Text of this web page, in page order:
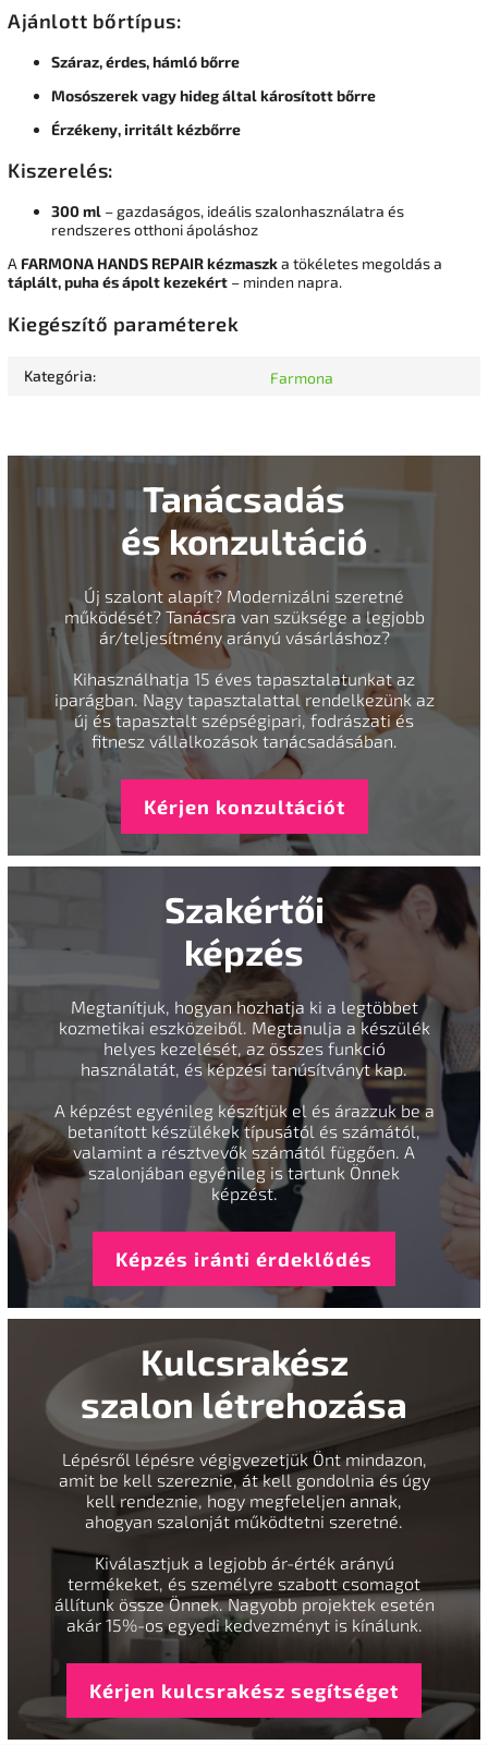
Ajánlott bőrtípus:
Száraz, érdes, hámló bőrre
Mosószerek vagy hideg által károsított bőrre
Érzékeny, irritált kézbőrre
Kiszerelés:
300 ml – gazdaságos, ideális szalonhasználatra és
rendszeres otthoni ápoláshoz
A FARMONA HANDS REPAIR kézmaszka tökéletes megoldás a
táplált, puha és ápolt kezekért – minden napra.
Kiegészítő paraméterek
Kategória: Farmona
Tanácsadás
és konzultáció
Új szalont alapít? Modernizálni szeretné
működését? Tanácsra van szüksége a legjobb
ár/teljesítmény arányú vásárláshoz?
Kihasználhatja 15 éves tapasztalatunkat az
iparágban. Nagy tapasztalattal rendelkezünk az
új és tapasztalt szépségipari, fodrászati és
fitnesz vállalkozások tanácsadásában.
Kérjen konzultációt
Szakértői
képzés
Megtanítjuk, hogyan hozhatja ki a legtöbbet
kozmetikai eszközeiből. Megtanulja a készülék
helyes kezelését, az összes funkció
használatát, és képzési tanúsítványt kap.
A képzést egyénileg készítjük el és árazzuk be a
betanított készülékek típusától és számától,
valamint a résztvevők számától függően. A
szalonjában egyénileg is tartunk Önnek
képzést.
Képzés iránti érdeklődés
Kulcsrakész
szalon létrehozása
Lépésről lépésre végigvezetjük Önt mindazon,
amit be kell szereznie, át kell gondolnia és úgy
kell rendeznie, hogy megfeleljen annak,
ahogyan szalonját működtetni szeretné.
Kiválasztjuk a legjobb ár-érték arányú
termékeket, és személyre szabott csomagot
állítunk össze Önnek. Nagyobb projektek esetén
akár 15%-os egyedi kedvezményt is kínálunk.
Kérjen kulcsrakész segítséget